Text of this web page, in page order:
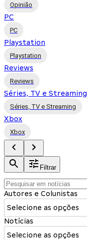
Opinião
PC
PC
Playstation
Playstation
Reviews
Reviews
Séries, TV e Streaming
Séries, TV e Streaming
Xbox
Xbox
Filtrar
Autores e Colunistas
Selecione as opções
Notícias
Selecione as opções